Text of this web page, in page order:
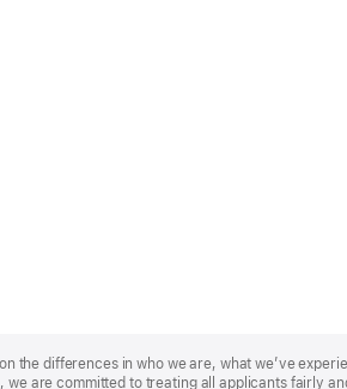
the differences in who we are, what we’ve
are committed to treating all applicants fairly